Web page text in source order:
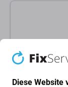
Diese Website